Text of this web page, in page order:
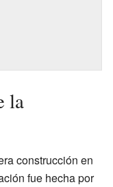
la
construcción en
fue hecha por